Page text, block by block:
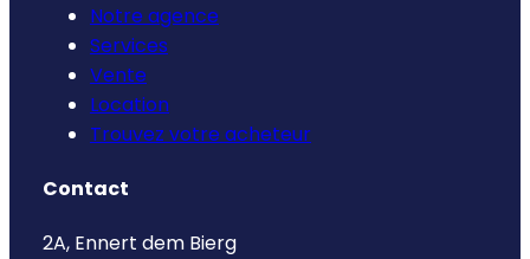
Notre agence
Services
Vente
Location
Trouvez votre acheteur
Contact
2A, Ennert dem Bierg